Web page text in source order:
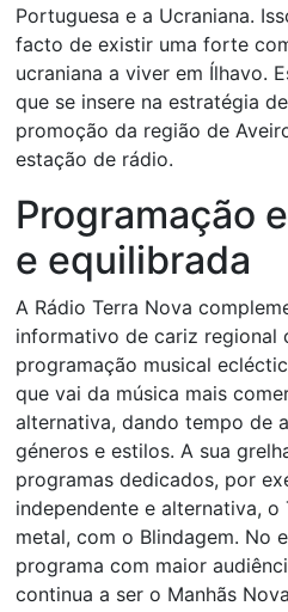
Portuguesa e a Ucraniana.
facto de existir uma forte
ucraniana a viver em Ílhavo.
que se insere na estratégia
promoção da região de
estação de rádio.
Programação
e equilibrada
A Rádio Terra Nova
informativo de cariz regional
programação musical
que vai da música mais
alternativa, dando tempo de
géneros e estilos. A sua
programas dedicados, por
independente e alternativa, o
metal, com o Blindagem. No
programa com maior
continua a ser o Manhãs